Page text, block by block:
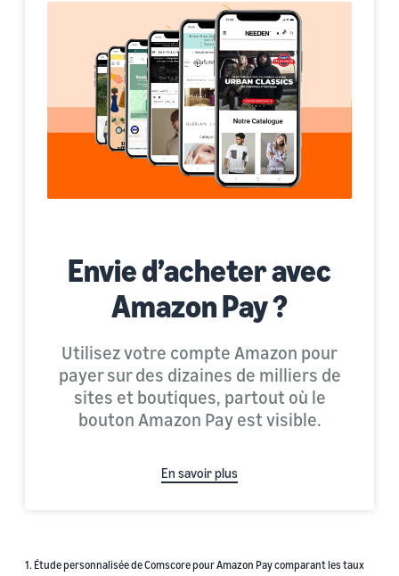
Envie d’acheter avec
Amazon Pay ?
Utilisez votre compte Amazon pour
payer sur des dizaines de milliers de
sites et boutiques, partout où le
bouton Amazon Pay est visible.
En savoir plus
1. Étude personnalisée de Comscore pour Amazon Pay comparant les taux